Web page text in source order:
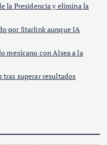
la Presidencia y elimina la
por Starlink aunque IA
mexicano con Alsea a la
tras superar resultados